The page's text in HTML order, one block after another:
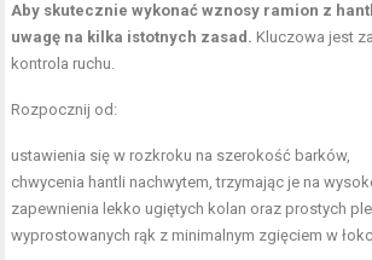
Aby skutecznie wykonać wznosy ramion z
uwagę na kilka istotnych zasad. Kluczowa jest
kontrola ruchu.
Rozpocznij od:
ustawienia się w rozkroku na szerokość barków,
chwycenia hantli nachwytem, trzymając je na
zapewnienia lekko ugiętych kolan oraz prostych
wyprostowanych rąk z minimalnym zgięciem w